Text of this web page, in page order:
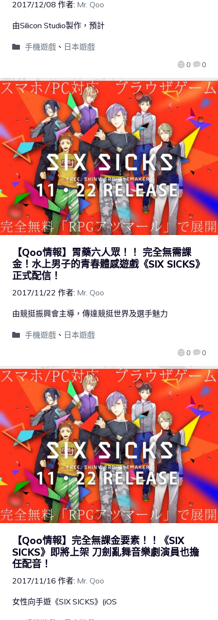
2017/12/08 作者: Mr. Qoo
0 0
由Silicon Studio製作，預計
手機遊戲、 日本遊戲
【Qoo情報】胃藥六人眾！！ 完全無需課
金！水上男子的青春體感遊戲《SIX SICKS》
正式配信！
2017/11/22 作者: Mr. Qoo
0 0
由競挺振興會主導，傳達競挺世界及選手魅力
手機遊戲、 日本遊戲
【Qoo情報】完全無課金要素！！《SIX
SICKS》即將上架 刀劍亂舞音樂劇演員也擔
任配音！
2017/11/16 作者: Mr. Qoo
女性向手遊《SIX SICKS》(iOS